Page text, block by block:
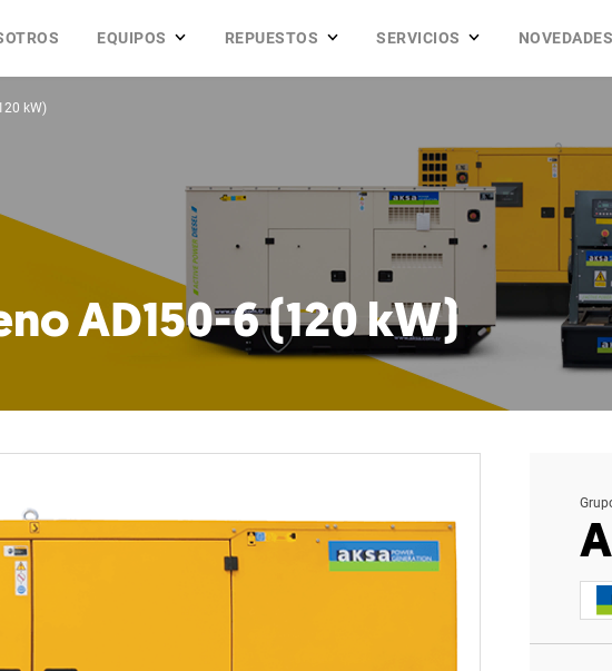
EQUIPOS REPUESTOS SERVICIOS NOVEDADES
kW)
AD150-6 (120 kW)